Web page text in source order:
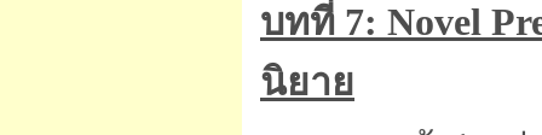
บทที่ 7: Novel
นิยาย